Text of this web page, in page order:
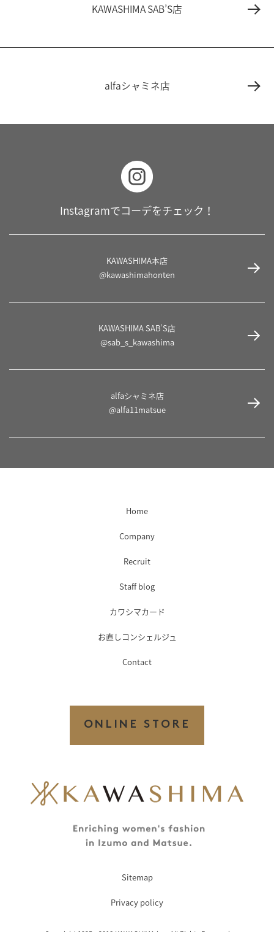
KAWASHIMA SAB’S店
alfaシャミネ店
Instagramでコーデをチェック！
KAWASHIMA本店
@kawashimahonten
KAWASHIMA SAB’S店
@sab_s_kawashima
alfaシャミネ店
@alfa11matsue
Home
Company
Recruit
Staff blog
カワシマカード
お直しコンシェルジュ
Contact
ONLINE STORE
Sitemap
Privacy policy